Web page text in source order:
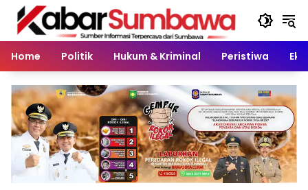
Langsung
konten
Home
Politik Hukum & Kriminal Peristiwa